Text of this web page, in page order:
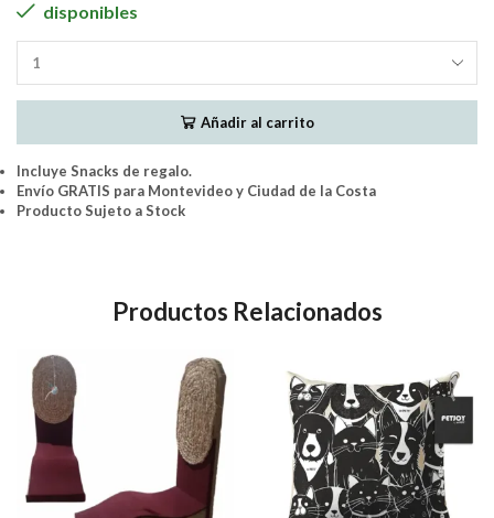
era:
$2.158.
es:
$1.990.
disponibles
DRINKING
DOGS
Gatos)
Añadir al carrito
Incluye Snacks de regalo.
Envío GRATIS para Montevideo y Ciudad de la Costa
Producto Sujeto a Stock
Productos Relacionados